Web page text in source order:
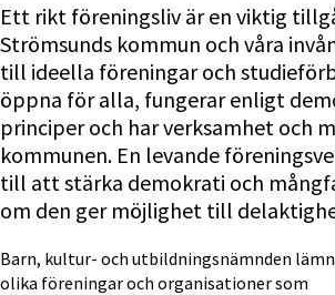
Ett rikt föreningsliv är en viktig
Strömsunds kommun och våra
till ideella föreningar och
öppna för alla, fungerar enligt
principer och har verksamhet och
kommunen. En levande
till att stärka demokrati och
om den ger möjlighet till
Barn, kultur- och utbildningsnämnden
olika föreningar och organisationer som